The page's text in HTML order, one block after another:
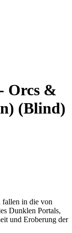
Orcs &
(Blind)
fallen in die von
Dunklen Portals,
und Eroberung der